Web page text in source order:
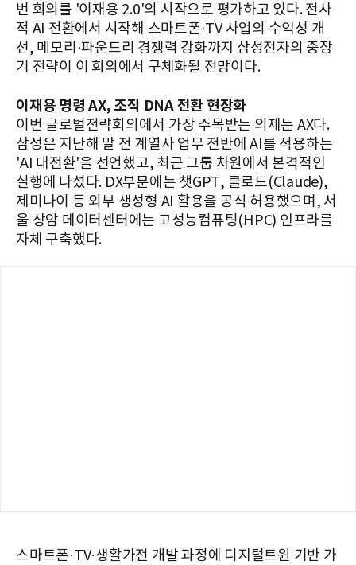
번 회의를 '이재용 2.0'의 시작으로 평가하고 있다. 전사
적 AI 전환에서 시작해 스마트폰·TV 사업의 수익성 개
선, 메모리·파운드리 경쟁력 강화까지 삼성전자의 중장
기 전략이 이 회의에서 구체화될 전망이다.
이재용 명령 AX, 조직 DNA 전환 현장화
이번 글로벌전략회의에서 가장 주목받는 의제는 AX다.
삼성은 지난해 말 전 계열사 업무 전반에 AI를 적용하는
'AI 대전환'을 선언했고, 최근 그룹 차원에서 본격적인
실행에 나섰다. DX부문에는 챗GPT, 클로드(Claude),
제미나이 등 외부 생성형 AI 활용을 공식 허용했으며, 서
울 상암 데이터센터에는 고성능컴퓨팅(HPC) 인프라를
자체 구축했다.
스마트폰·TV·생활가전 개발 과정에 디지털트윈 기반 가